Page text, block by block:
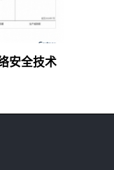
安全技术